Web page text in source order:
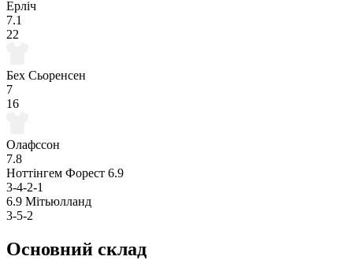
Ерліч
7.1
22
Бех Сьоренсен
7
16
Олафссон
7.8
Ноттінгем Форест 6.9
3-4-2-1
6.9 Мітьюлланд
3-5-2
Основний склад